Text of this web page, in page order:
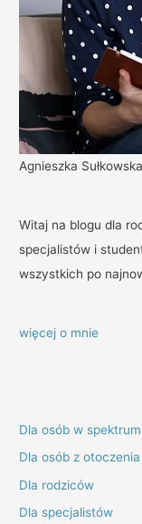
Agnieszka Sułkowska
Witaj na blogu dla
specjalistów i
wszystkich po
więcej o mnie
Dla osób w spektrum
Dla osób z otoczenia
Dla rodziców
Dla specjalistów